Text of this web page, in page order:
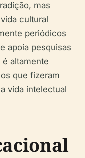
mas
cultural
periódicos
apoia pesquisas
altamente
que fizeram
vida intelectual